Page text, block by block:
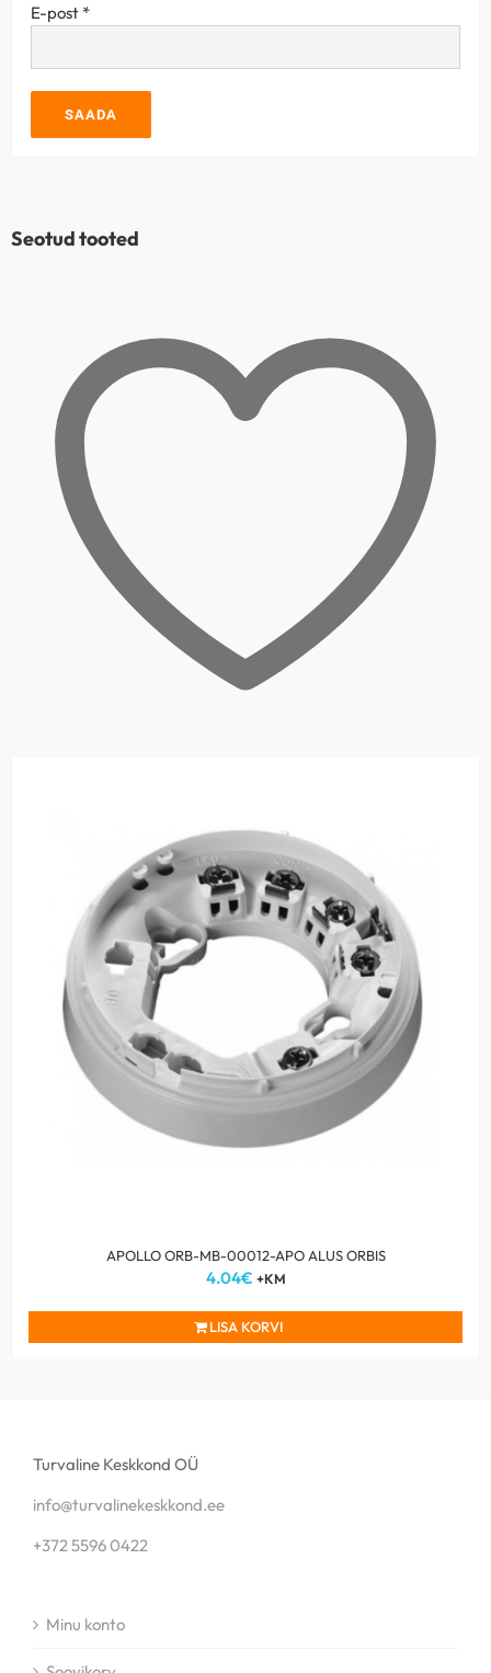
E-post *
Seotud tooted
APOLLO ORB-MB-00012-APO ALUS ORBIS
4.04€ +KM
LISA KORVI
Turvaline Keskkond OÜ
info@turvalinekeskkond.ee
+372 5596 0422
Minu konto